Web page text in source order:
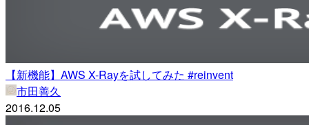
【新機能】AWS X-Rayを試してみた #reinvent
市田善久
2016.12.05